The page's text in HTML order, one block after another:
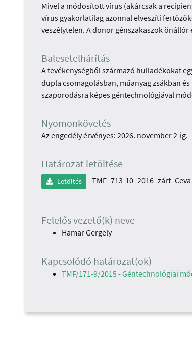
Mivel a módosított vírus (akárcsak a
vírus gyakorlatilag azonnal elveszíti
veszélytelen. A donor génszakaszok
Balesetelhárítás
A tevékenységből származó hulladékokat
dupla csomagolásban, műanyag zsákban
szaporodásra képes géntechnológiával
Nyomonkövetés
Az engedély érvényes: 2026. november 2-ig.
Határozat letöltése
Letöltés TMF_713-
Felelős vezető(k) neve
Hamar Gergely
Kapcsolódó határozat(ok)
TMF/171-9/2015 - Géntechnológiai